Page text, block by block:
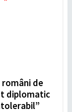
de
diplomatic